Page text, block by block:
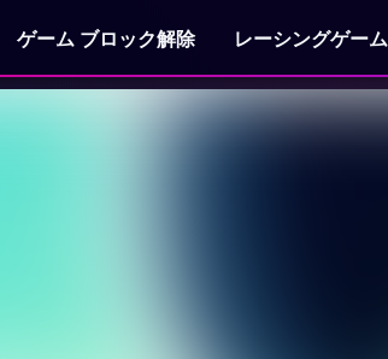
ゲーム ブロック解除 レーシングゲーム